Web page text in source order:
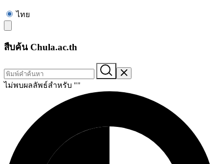
ไทย
สืบค้น Chula.ac.th
ไม่พบผลลัพธ์สำหรับ ""